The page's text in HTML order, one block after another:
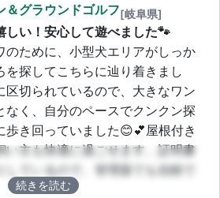
＆グラウンドゴルフ[岐阜県]
しい！安心して遊べました🐾
のために、小型犬エリアがしっか
を探してこちらに辿り着きまし
区切られているので、大きなワン
なく、自分のペースでクンクン探
歩き回っていました😊💕屋根付き
い主も快適に過ごせます。証明書
ているので、管理面でも信頼で
じました。これなら安心していつ
続きを読む